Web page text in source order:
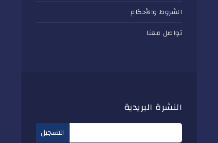
الشروط والأحكام
تواصل معنا
النشرة البريدية